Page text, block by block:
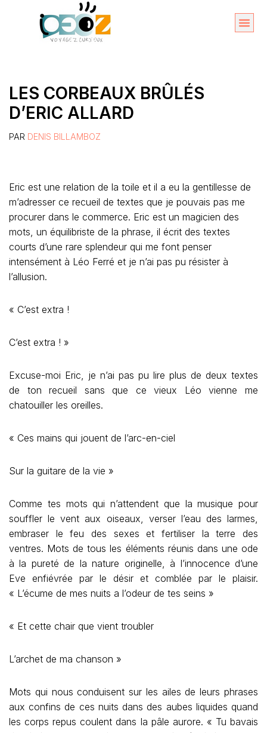
LES CORBEAUX BRÛLÉS
D’ERIC ALLARD
PAR DENIS BILLAMBOZ
Eric est une relation de la toile et il a eu la gentillesse de
m’adresser ce recueil de textes que je pouvais pas me
procurer dans le commerce. Eric est un magicien des
mots, un équilibriste de la phrase, il écrit des textes
courts d’une rare splendeur qui me font penser
intensément à Léo Ferré et je n’ai pas pu résister à
l’allusion.
« C’est extra !
C’est extra ! »
Excuse-moi Eric, je n’ai pas pu lire plus de deux textes
de ton recueil sans que ce vieux Léo vienne me
chatouiller les oreilles.
« Ces mains qui jouent de l’arc-en-ciel
Sur la guitare de la vie »
Comme tes mots qui n’attendent que la musique pour
souffler le vent aux oiseaux, verser l’eau des larmes,
embraser le feu des sexes et fertiliser la terre des
ventres. Mots de tous les éléments réunis dans une ode
à la pureté de la nature originelle, à l’innocence d’une
Eve enfiévrée par le désir et comblée par le plaisir.
« L’écume de mes nuits a l’odeur de tes seins »
« Et cette chair que vient troubler
L’archet de ma chanson »
Mots qui nous conduisent sur les ailes de leurs phrases
aux confins de ces nuits dans des aubes liquides quand
les corps repus coulent dans la pâle aurore. « Tu bavais